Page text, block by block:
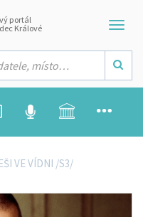
portál
Králové
VE VÍDNI /S3/